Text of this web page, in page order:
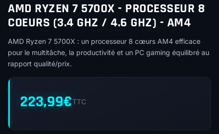
AMD RYZEN 7 5700X - PROCESSEUR 8
COEURS (3.4 GHZ / 4.6 GHZ) - AM4
AMD Ryzen 7 5700X : un processeur 8 cœurs AM4 efficace
pour le multitâche, la productivité et un PC gaming équilibré au
rapport qualité/prix.
223,99€TTC